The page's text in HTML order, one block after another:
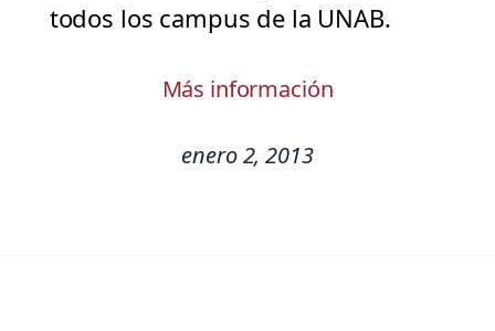
todos los campus de la UNAB.
Más información
enero 2, 2013